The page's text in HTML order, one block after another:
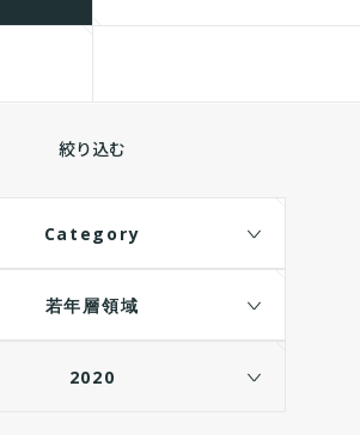
絞り込む
Category
若年層領域
2020